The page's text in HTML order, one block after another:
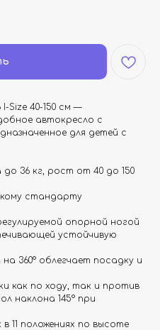
Size 40-150 см —
автокресло с
для детей с
до 36 кг, рост от 40 до 150
стандарту
опорной ногой
устойчивую
360° облегчает посадку и
как по ходу, так и против
наклона 145° при
11 положениях по высоте